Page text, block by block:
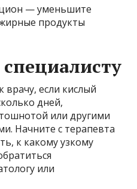
— уменьшите
продукты
врачу, если кислый
дней,
или другими
Начните с терапевта
к какому узкому
или